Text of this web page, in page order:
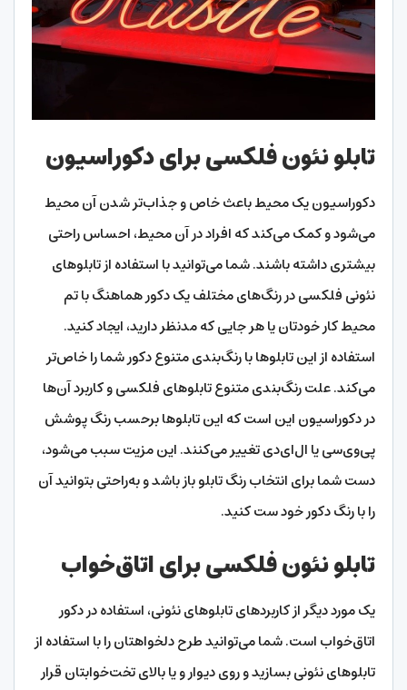
تابلو نئون فلکسی برای دکوراسیون
دکوراسیون یک محیط باعث خاص‌ و جذاب‌تر شدن آن محیط
می‌شود و کمک می‌کند که افراد در آن محیط، احساس راحتی
بیشتری داشته باشند. شما می‌توانید با استفاده از تابلوهای
نئونی فلکسی در رنگ‌های مختلف یک دکور هماهنگ با تم
محیط کار خودتان یا هر جایی که مدنظر دارید، ایجاد کنید.
استفاده از این تابلوها با رنگ‌بندی متنوع دکور شما را خاص‌تر
می‌کند. علت رنگ‌بندی متنوع تابلوهای فلکسی و کاربرد آن‌ها
در دکوراسیون این است که این تابلوها برحسب رنگ پوشش
پی‌وی‌سی یا ال‌ای‌دی تغییر می‌کنند. این مزیت سبب می‌شود،
دست شما برای انتخاب رنگ تابلو باز باشد و به‌راحتی بتوانید آن
را با رنگ دکور خود ست کنید.
تابلو نئون فلکسی برای اتاق‌خواب
یک مورد دیگر از کاربردهای تابلوهای نئونی، استفاده در دکور
اتاق‌خواب است. شما می‌توانید طرح دلخواهتان را با استفاده از
تابلوهای نئونی بسازید و روی دیوار و یا بالای تخت‌خوابتان قرار